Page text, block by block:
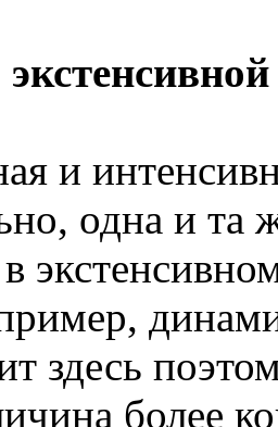
и
одна и та
в
здесь
более